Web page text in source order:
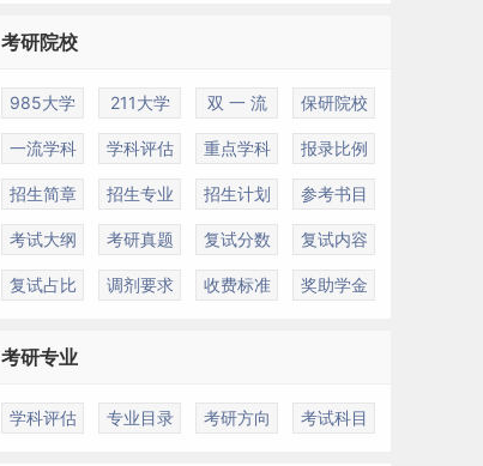
考研院校
985大学 211大学 双 一 流 保研院校
一流学科 学科评估 重点学科 报录比例
招生简章 招生专业 招生计划 参考书目
考试大纲 考研真题 复试分数 复试内容
复试占比 调剂要求 收费标准 奖助学金
考研专业
学科评估 专业目录 考研方向 考试科目